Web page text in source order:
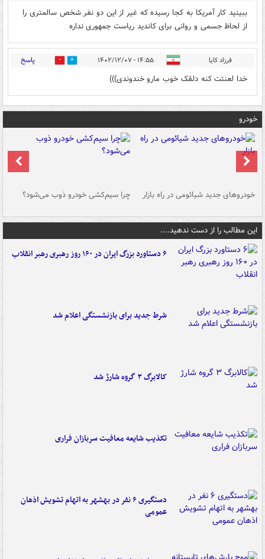
ببینید کار آمریکا به کجا رسیده که غیر از این دو نفر شخص سالمتری را
از لحاظ جسمی و روانی برای کاندید ریاست جمهوری نداره
فرزاد کایا ۱۴:۵۵ - ۱۴۰۲/۱۲/۰۷ 0 پاسخ
خدا لعنتت کنه دلقک خوب مارو خندوندی)))
خودرو
خودروهای جدید شیائومی در راه بازار چرا سیم‌کشی خودرو ذوب می‌شود؟
این مطالب را از دست ندهید....
۶ دستاورد بزرگ ایران در ۱۶۰ روز رهبری رهبر انقلاب
شرط جدید برای بازنشستگی اعلام شد
کالابرگ ۳ گروه شارژ شد
تکذیب شایعه معافیت سربازان فراری
دستگیری ۶ نفر در بهشهر به اتهام تشویش اذهان
عمومی